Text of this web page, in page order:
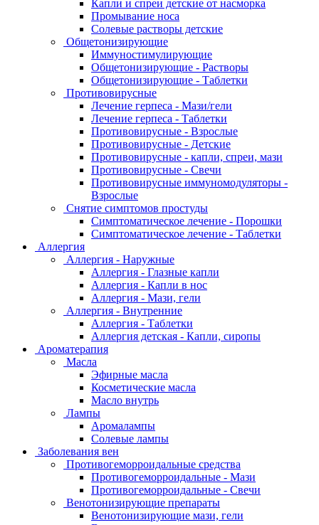
Капли и спреи детские от насморка
Промывание носа
Солевые растворы детские
Общетонизирующие
Иммуностимулирующие
Общетонизирующие - Растворы
Общетонизирующие - Таблетки
Противовирусные
Лечение герпеса - Мази/гели
Лечение герпеса - Таблетки
Противовирусные - Взрослые
Противовирусные - Детские
Противовирусные - капли, спреи, мази
Противовирусные - Свечи
Противовирусные иммуномодуляторы -
Взрослые
Снятие симптомов простуды
Симптоматическое лечение - Порошки
Симптоматическое лечение - Таблетки
Аллергия
Аллергия - Наружные
Аллергия - Глазные капли
Аллергия - Капли в нос
Аллергия - Мази, гели
Аллергия - Внутренние
Аллергия - Таблетки
Аллергия детская - Капли, сиропы
Ароматерапия
Масла
Эфирные масла
Косметические масла
Масло внутрь
Лампы
Аромалампы
Солевые лампы
Заболевания вен
Противогеморроидальные средства
Противогеморроидальные - Мази
Противогеморроидальные - Свечи
Венотонизирующие препараты
Венотонизирующие мази, гели